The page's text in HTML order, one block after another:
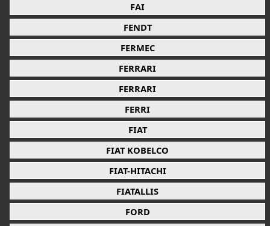
FAI
FENDT
FERMEC
FERRARI
FERRARI
FERRI
FIAT
FIAT KOBELCO
FIAT-HITACHI
FIATALLIS
FORD